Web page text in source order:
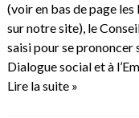
(voir en bas de page
sur notre site), le
saisi pour se prononcer
Dialogue social et à
Lire la suite »